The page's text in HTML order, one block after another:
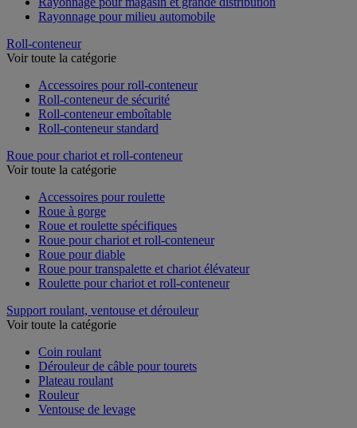
Rayonnage pour milieu automobile
Roll-conteneur
Voir toute la catégorie
Accessoires pour roll-conteneur
Roll-conteneur de sécurité
Roll-conteneur emboîtable
Roll-conteneur standard
Roue pour chariot et roll-conteneur
Voir toute la catégorie
Accessoires pour roulette
Roue à gorge
Roue et roulette spécifiques
Roue pour chariot et roll-conteneur
Roue pour diable
Roue pour transpalette et chariot élévateur
Roulette pour chariot et roll-conteneur
Support roulant, ventouse et dérouleur
Voir toute la catégorie
Coin roulant
Dérouleur de câble pour tourets
Plateau roulant
Rouleur
Ventouse de levage